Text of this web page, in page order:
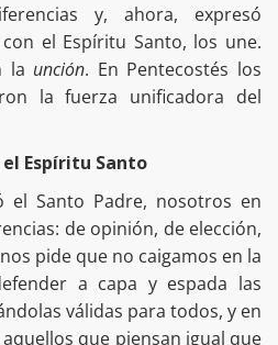
y, ahora, expresó
el Espíritu Santo, los une.
la unción. En Pentecostés los
la fuerza unificadora del
Espíritu Santo
el Santo Padre, nosotros en
de opinión, de elección,
pide que no caigamos en la
a capa y espada las
válidas para todos, y en
que piensan igual que